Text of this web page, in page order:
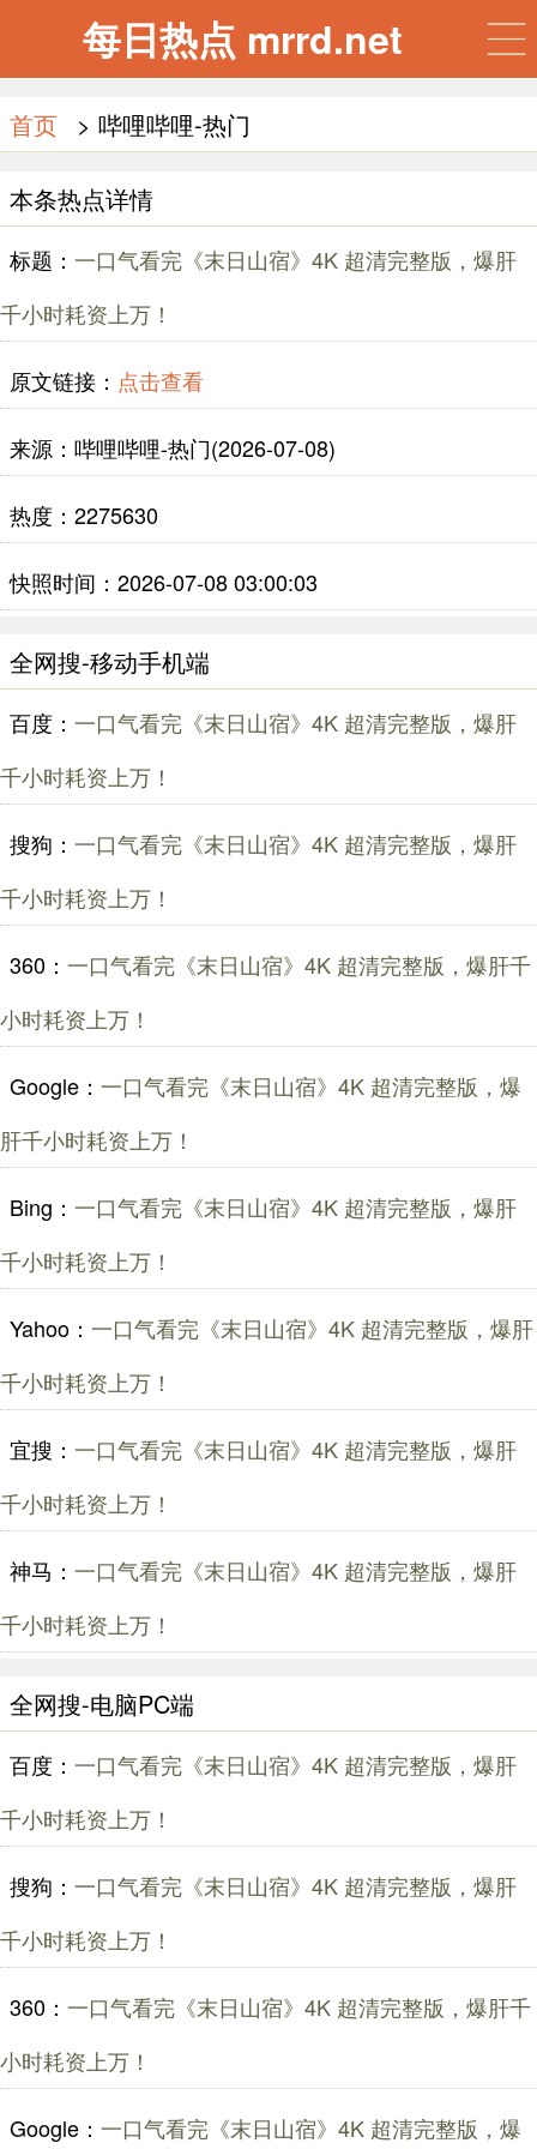
每日热点 mrrd.net
首页 > 哔哩哔哩-热门
本条热点详情
标题： 一口气看完《末日山宿》4K 超清完整版，爆肝
千小时耗资上万！
原文链接： 点击查看
来源：哔哩哔哩-热门(2026-07-08)
热度：2275630
快照时间：2026-07-08 03:00:03
全网搜-移动手机端
百度： 一口气看完《末日山宿》4K 超清完整版，爆肝
千小时耗资上万！
搜狗： 一口气看完《末日山宿》4K 超清完整版，爆肝
千小时耗资上万！
360： 一口气看完《末日山宿》4K 超清完整版，爆肝千
小时耗资上万！
Google： 一口气看完《末日山宿》4K 超清完整版，爆
肝千小时耗资上万！
Bing： 一口气看完《末日山宿》4K 超清完整版，爆肝
千小时耗资上万！
Yahoo： 一口气看完《末日山宿》4K 超清完整版，爆肝
千小时耗资上万！
宜搜： 一口气看完《末日山宿》4K 超清完整版，爆肝
千小时耗资上万！
神马： 一口气看完《末日山宿》4K 超清完整版，爆肝
千小时耗资上万！
全网搜-电脑PC端
百度： 一口气看完《末日山宿》4K 超清完整版，爆肝
千小时耗资上万！
搜狗： 一口气看完《末日山宿》4K 超清完整版，爆肝
千小时耗资上万！
360： 一口气看完《末日山宿》4K 超清完整版，爆肝千
小时耗资上万！
Google： 一口气看完《末日山宿》4K 超清完整版，爆